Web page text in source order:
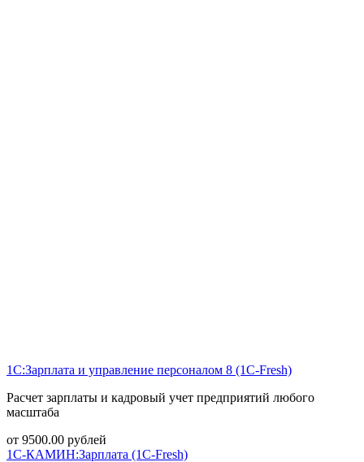
1С:Зарплата и управление персоналом 8 (1С-Fresh)
Расчет зарплаты и кадровый учет предприятий любого
масштаба
от 9500.00 рублей
1С-КАМИН:Зарплата (1С-Fresh)